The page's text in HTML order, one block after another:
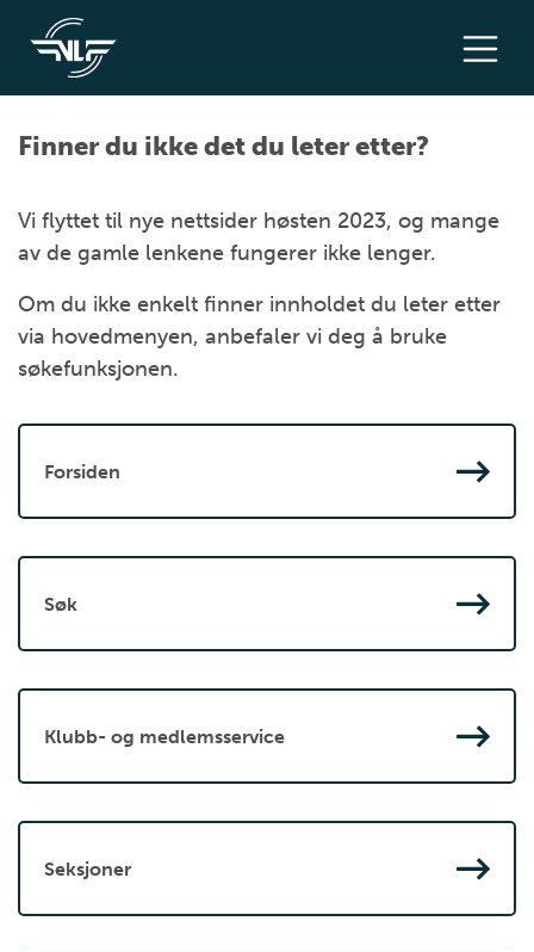
Finner du ikke det du leter etter?
Vi flyttet til nye nettsider høsten 2023, og mange
av de gamle lenkene fungerer ikke lenger.
Om du ikke enkelt finner innholdet du leter etter
via hovedmenyen, anbefaler vi deg å bruke
søkefunksjonen.
Forsiden
Søk
Klubb- og medlemsservice
Seksjoner